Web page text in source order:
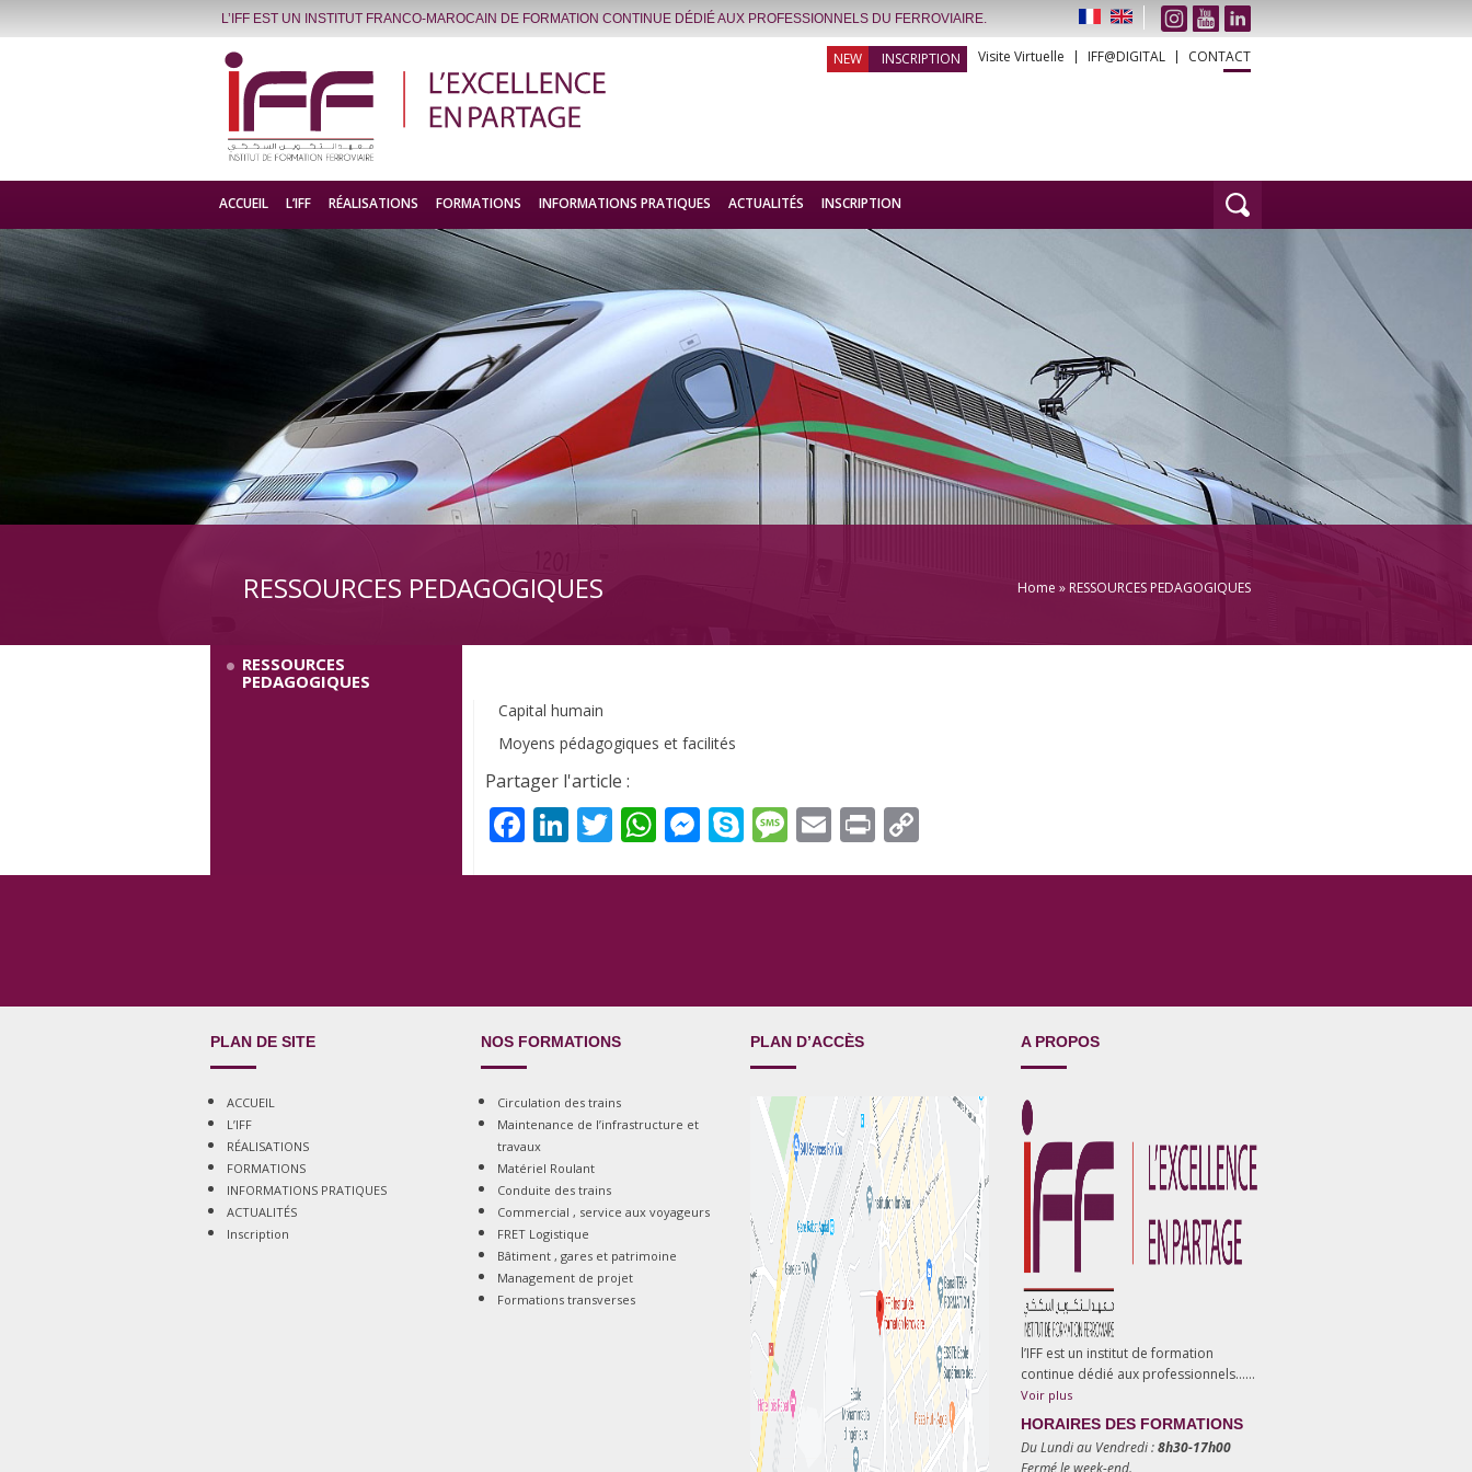
L’IFF EST UN INSTITUT FRANCO-MAROCAIN DE FORMATION CONTINUE DÉDIÉ AUX PROFESSIONNELS DU FERROVIAIRE.
INSCRIPTION Visite Virtuelle IFF@DIGITAL CONTACT
ACCUEIL L’IFF RÉALISATIONS FORMATIONS INFORMATIONS PRATIQUES ACTUALITÉS INSCRIPTION
Home » RESSOURCES PEDAGOGIQUES
RESSOURCES PEDAGOGIQUES
RESSOURCES
PEDAGOGIQUES
Capital humain
Moyens pédagogiques et facilités
Partager l'article :
Facebook
LinkedIn
Twitter
WhatsApp
Messenger
SkypeMessage
Email
Print
PLAN DE SITE
ACCUEIL
L’IFF
RÉALISATIONS
FORMATIONS
INFORMATIONS PRATIQUES
ACTUALITÉS
Inscription
NOS FORMATIONS
Circulation des trains
Maintenance de l’infrastructure et
travaux
Matériel Roulant
Conduite des trains
Commercial , service aux voyageurs
FRET Logistique
Bâtiment , gares et patrimoine
Management de projet
Formations transverses
PLAN D’ACCÈS A PROPOS
l’IFF est un institut de formation
continue dédié aux professionnels……
Voir plus
HORAIRES DES FORMATIONS
Du Lundi au Vendredi :8h30-17h00
Fermé le week-end.